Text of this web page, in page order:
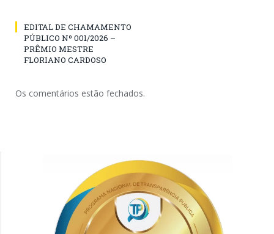
EDITAL DE CHAMAMENTO
PÚBLICO Nº 001/2026 –
PRÊMIO MESTRE
FLORIANO CARDOSO
Os comentários estão fechados.